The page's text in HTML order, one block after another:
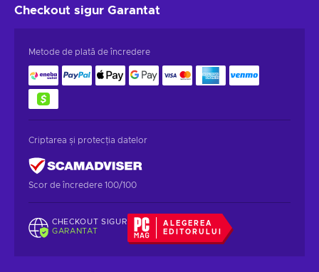
Checkout sigur Garantat
Metode de plată de încredere
Criptarea și protecția datelor
Scor de încredere 100/100
CHECKOUT SIGUR
GARANTAT
ALEGEREA
EDITORULUI